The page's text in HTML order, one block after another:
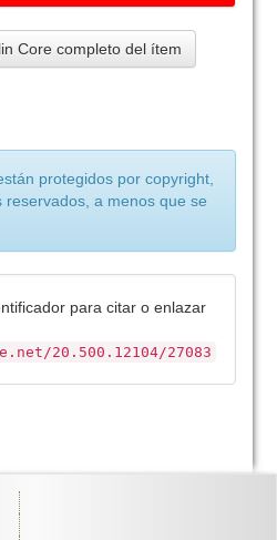
Core completo del ítem
protegidos por copyright,
reservados, a menos que se
para citar o enlazar
20.500.12104/27083